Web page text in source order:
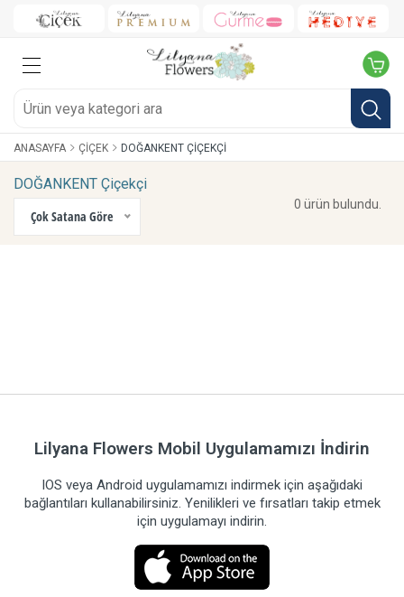
ANASAYFA ÇIÇEK DOĞANKENT ÇIÇEKÇI
DOĞANKENT Çiçekçi
Çok Satana Göre
0 ürün bulundu.
Lilyana Flowers Mobil Uygulamamızı İndirin
IOS veya Android uygulamamızı indirmek için aşağıdaki
bağlantıları kullanabilirsiniz. Yenilikleri ve fırsatları takip etmek
için uygulamayı indirin.